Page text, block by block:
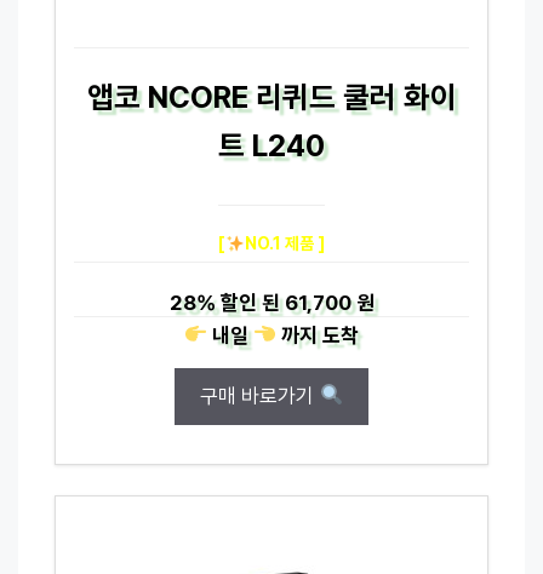
앱코 NCORE 리퀴드 쿨러 화이
트 L240
[ NO.1 제품 ]
28%할인 된61,700 원
내일
까지도착
구매 바로가기